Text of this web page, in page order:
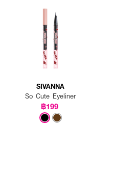
SIVANNA
So Cute Eyeliner
฿199